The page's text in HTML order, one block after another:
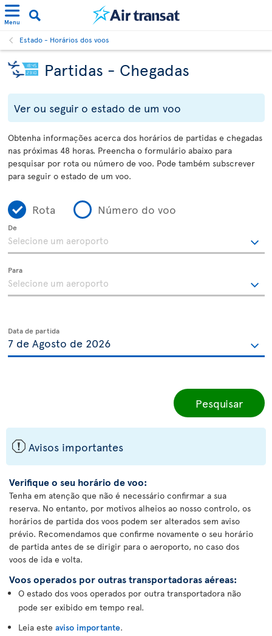
Menu
Estado - Horários dos voos
Partidas - Chegadas
Ver ou seguir o estado de um voo
Obtenha informações acerca dos horários de partidas e chegadas
nas próximas 48 horas. Preencha o formulário abaixo para
pesquisar por rota ou número de voo. Pode também subscrever
para seguir o estado de um voo.
Rota Número do voo
De
Para
Data de partida
Pesquisar
ü Avisos importantes
Verifique o seu horário de voo:
Tenha em atenção que não é necessário confirmar a sua
reserva. No entanto, por motivos alheios ao nosso controlo, os
horários de partida dos voos podem ser alterados sem aviso
prévio. Recomendamos que confirme novamente o seu horário
de partida antes de se dirigir para o aeroporto, no caso dos
voos de ida e volta.
Voos operados por outras transportadoras aéreas:
O estado dos voos operados por outra transportadora não
pode ser exibido em tempo real.
Leia este aviso importante.